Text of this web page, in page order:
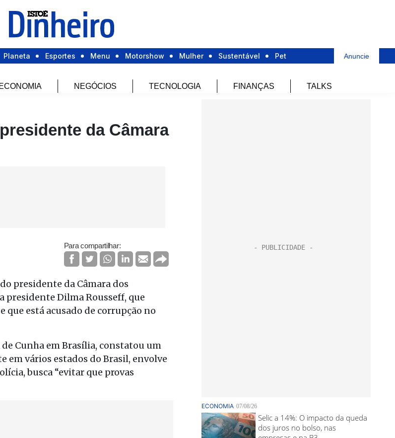
Planeta Esportes Menu Motorshow Mulher Sustentável Pet Anuncie
ECONOMIA NEGÓCIOS TECNOLOGIA FINANÇAS TALKS
da Câmara
Para compartilhar:
presidente da Câmara dos
presidente Dilma Rousseff, que
que está acusado de corrupção no
Cunha em Brasília, constatou um
em vários estados do Brasil, envolve
busca “evitar que provas